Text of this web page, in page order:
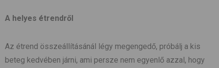
A helyes étrendről
Az étrend összeállításánál légy megengedő, próbálj a kis
beteg kedvében járni, ami persze nem egyenlő azzal, hogy